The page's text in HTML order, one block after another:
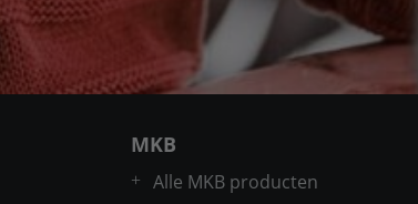
MKB
Alle MKB producten